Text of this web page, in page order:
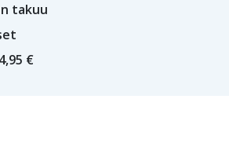
takuu
€